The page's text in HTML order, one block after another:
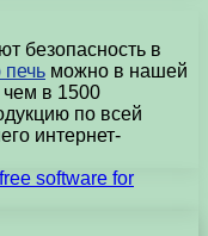
безопасность в
печь можно в нашей
чем в 1500
по всей
интернет-
software for